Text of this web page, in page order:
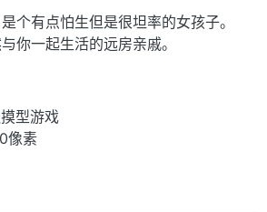
个有点怕生但是很坦率的女孩子。
你一起生活的远房亲戚。
型游戏
像素